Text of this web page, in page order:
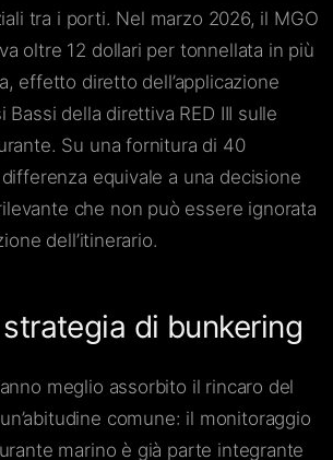
tra i porti. Nel marzo 2026, il MGO
oltre 12 dollari per tonnellata in più
effetto diretto dell’applicazione
Bassi della direttiva RED III sulle
Su una fornitura di 40
equivale a una decisione
che non può essere ignorata
dell’itinerario.
di bunkering
meglio assorbito il rincaro del
comune: il monitoraggio
marino è già parte integrante